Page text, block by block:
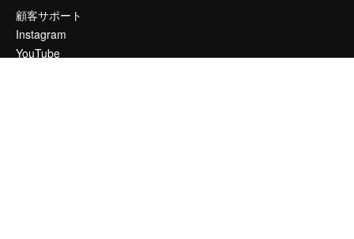
顧客サポート
Instagram
YouTube